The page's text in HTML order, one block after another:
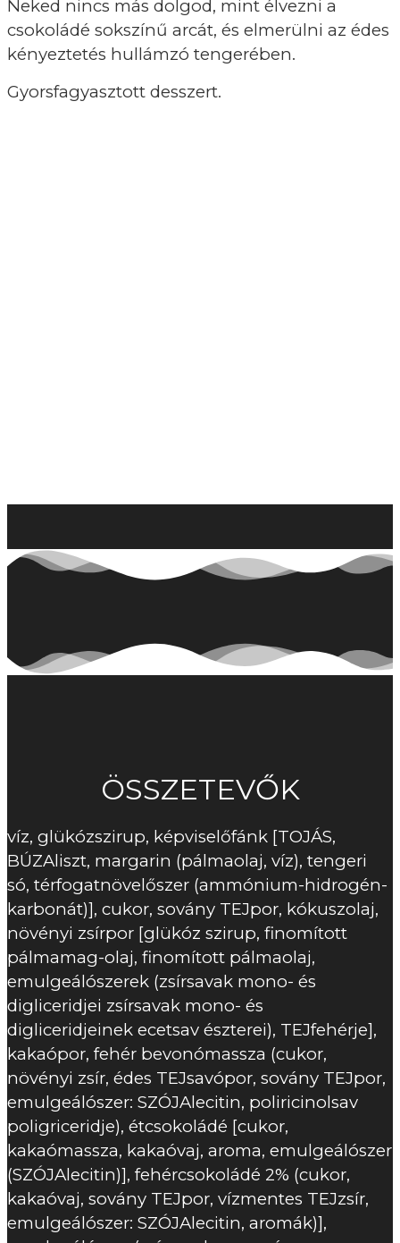
Neked nincs más dolgod, mint élvezni a
csokoládé sokszínű arcát, és elmerülni az édes
kényeztetés hullámzó tengerében.
Gyorsfagyasztott desszert.
ÖSSZETEVŐK
víz, glükózszirup, képviselőfánk [TOJÁS,
BÚZAliszt, margarin (pálmaolaj, víz), tengeri
só, térfogatnövelőszer (ammónium-hidrogén-
karbonát)], cukor, sovány TEJpor, kókuszolaj,
növényi zsírpor [glükóz szirup, finomított
pálmamag-olaj, finomított pálmaolaj,
emulgeálószerek (zsírsavak mono- és
digliceridjei zsírsavak mono- és
digliceridjeinek ecetsav észterei), TEJfehérje],
kakaópor, fehér bevonómassza (cukor,
növényi zsír, édes TEJsavópor, sovány TEJpor,
emulgeálószer: SZÓJAlecitin, poliricinolsav
poligriceridje), étcsokoládé [cukor,
kakaómassza, kakaóvaj, aroma, emulgeálószer
(SZÓJAlecitin)], fehércsokoládé 2% (cukor,
kakaóvaj, sovány TEJpor, vízmentes TEJzsír,
emulgeálószer: SZÓJAlecitin, aromák)],